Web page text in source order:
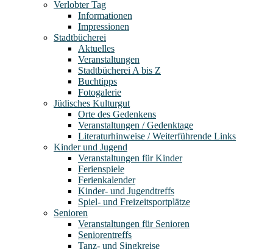
Verlobter Tag
Informationen
Impressionen
Stadtbücherei
Aktuelles
Veranstaltungen
Stadtbücherei A bis Z
Buchtipps
Fotogalerie
Jüdisches Kulturgut
Orte des Gedenkens
Veranstaltungen / Gedenktage
Literaturhinweise / Weiterführende Links
Kinder und Jugend
Veranstaltungen für Kinder
Ferienspiele
Ferienkalender
Kinder- und Jugendtreffs
Spiel- und Freizeitsportplätze
Senioren
Veranstaltungen für Senioren
Seniorentreffs
Tanz- und Singkreise